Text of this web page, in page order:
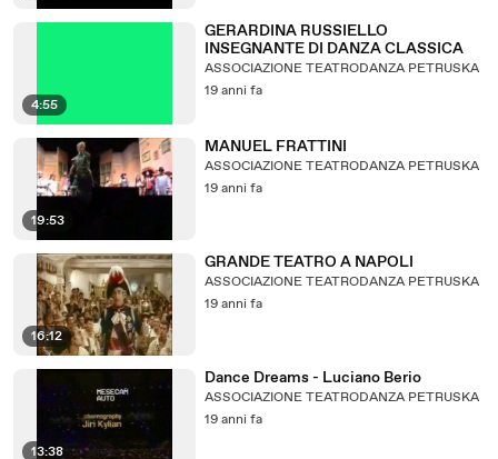
4:55
GERARDINA RUSSIELLO
INSEGNANTE DI DANZA CLASSICA
ASSOCIAZIONE TEATRODANZA PETRUSKA
19 anni fa
19:53
MANUEL FRATTINI
ASSOCIAZIONE TEATRODANZA PETRUSKA
19 anni fa
16:12
GRANDE TEATRO A NAPOLI
ASSOCIAZIONE TEATRODANZA PETRUSKA
19 anni fa
13:38
Dance Dreams - Luciano Berio
ASSOCIAZIONE TEATRODANZA PETRUSKA
19 anni fa